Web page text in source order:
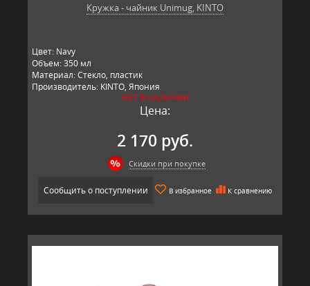
Кружка - чайник Unimug, KINTO
Цвет: Navy
Объем: 350 мл
Материал: Стекло, пластик
Производитель: KINTO, Япония
НЕТ В НАЛИЧИИ
Цена:
2 170 руб.
Скидки при покупке
Сообщить о поступлении В избранное К сравнению